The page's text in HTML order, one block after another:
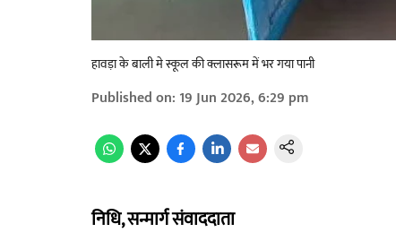
हावड़ा के बाली मे स्कूल की क्लासरूम में भर गया पानी
Published on: 19 Jun 2026, 6:29 pm
निधि, सन्मार्ग संवाददाता